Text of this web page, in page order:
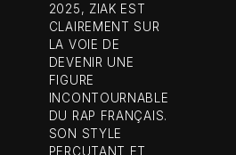
2025, ZIAK EST
CLAIREMENT SUR
LA VOIE DE
DEVENIR UNE
FIGURE
INCONTOURNABLE
DU RAP FRANÇAIS.
SON STYLE
PERCUTANT ET